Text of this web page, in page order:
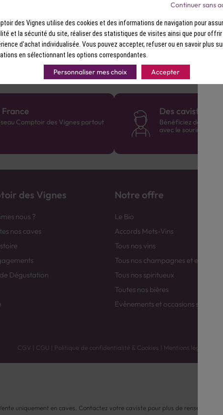
de boeuf au poivre rose et tomates cerises.
France
Comptoir des Vignes partout
Des cavistes à
Bénéficiez de
avec le sourire :)
des Vignes
nous ?
nos caves
Dégustation
Notre offre
Le Bio
Accords Mets-Vins
Tous nos vins
Tous nos champagnes et
Tous nos spiritueux
Toutes nos bières
Evénements et occasions spéciales
CGV | CGU | Politique de confidentialité & Cookies | Mentions légales
uniquement en caves. Contactez votre caviste pour plus de
des Vignes utilise des cookies et des informations de navigation pour
et la sécurité du site, réaliser des statistiques de visites ainsi que pour offrir
d'achat individualisée. Vous pouvez accepter, refuser ou en savoir plus
en sélectionnant les options correspondantes.
Personnaliser mes choix Accepter
Continuer sans